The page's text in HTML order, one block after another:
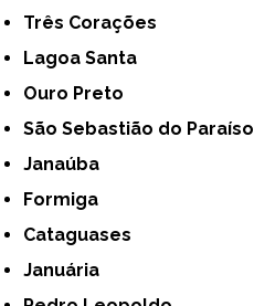
Três Corações
Lagoa Santa
Ouro Preto
São Sebastião do Paraíso
Janaúba
Formiga
Cataguases
Januária